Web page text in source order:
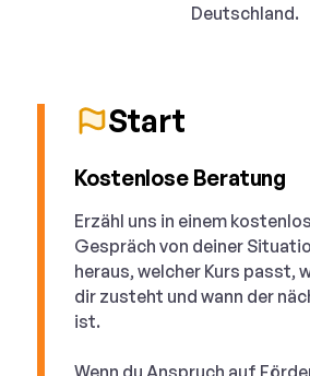
Deutschland.
Start
Kostenlose Beratung
Erzähl uns in einem
Gespräch von deiner
heraus, welcher Kurs passt,
dir zusteht und wann der
ist.
Wenn du Anspruch auf